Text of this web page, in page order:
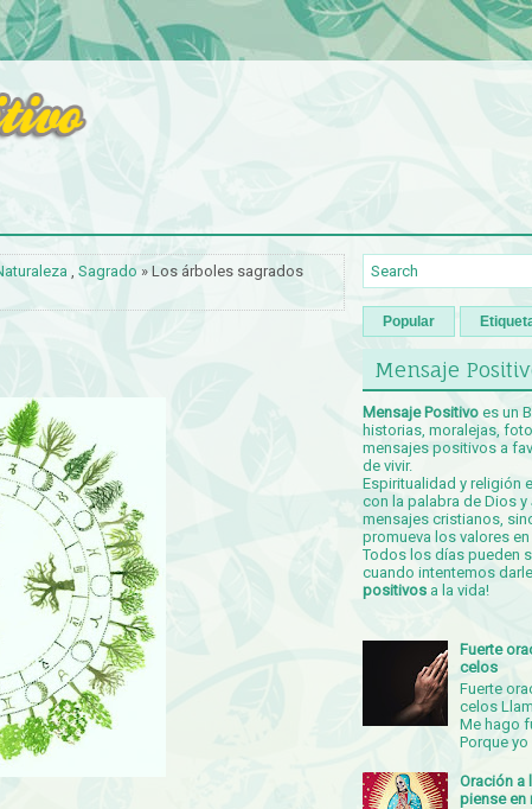
, Sagrado » Los árboles sagrados
Popular
Mensaje
Mensaje Positivo es un
historias, moralejas,
mensajes positivos a
de vivir.
Espiritualidad y religión
con la palabra de Dios
mensajes cristianos,
promueva los valores
Todos los días pueden
cuando intentemos
positivos a la vida!
Fuerte
celos
Fuerte
celos
Me hago
Porque yo
Oración a
piense en